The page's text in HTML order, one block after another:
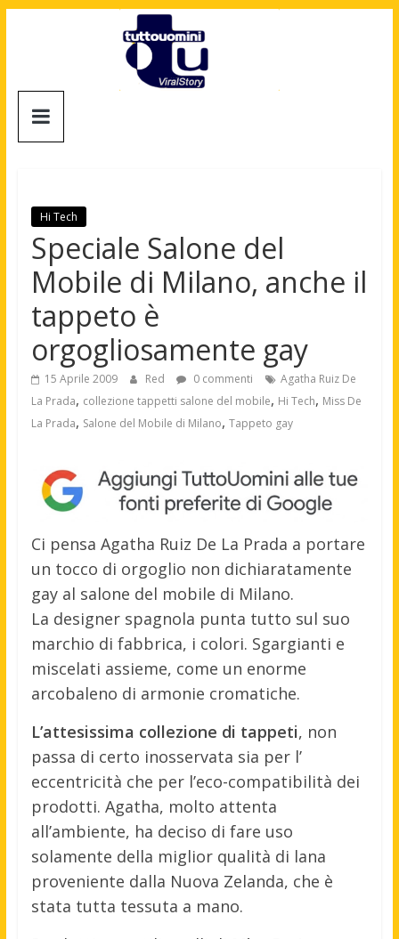
Tuttouomini
Motori,
gay
news
moda
maschile
Hi Tech
Speciale Salone del
Mobile di Milano, anche il
tappeto è
orgogliosamente gay
15 Aprile 2009 Red 0 commenti
Agatha Ruiz De
La Prada, collezione tappetti salone del mobile, Hi Tech, Miss De
La Prada, Salone del Mobile di Milano, Tappeto gay
Ci pensa Agatha Ruiz De La Prada a portare
un tocco di orgoglio non dichiaratamente
gay al salone del mobile di Milano.
La designer spagnola punta tutto sul suo
marchio di fabbrica, i colori. Sgargianti e
miscelati assieme, come un enorme
arcobaleno di armonie cromatiche.
L’attesissima collezione di tappeti, non
passa di certo inosservata sia per l’
eccentricità che per l’eco-compatibilità dei
prodotti. Agatha, molto attenta
all’ambiente, ha deciso di fare uso
solamente della miglior qualità di lana
proveniente dalla Nuova Zelanda, che è
stata tutta tessuta a mano.